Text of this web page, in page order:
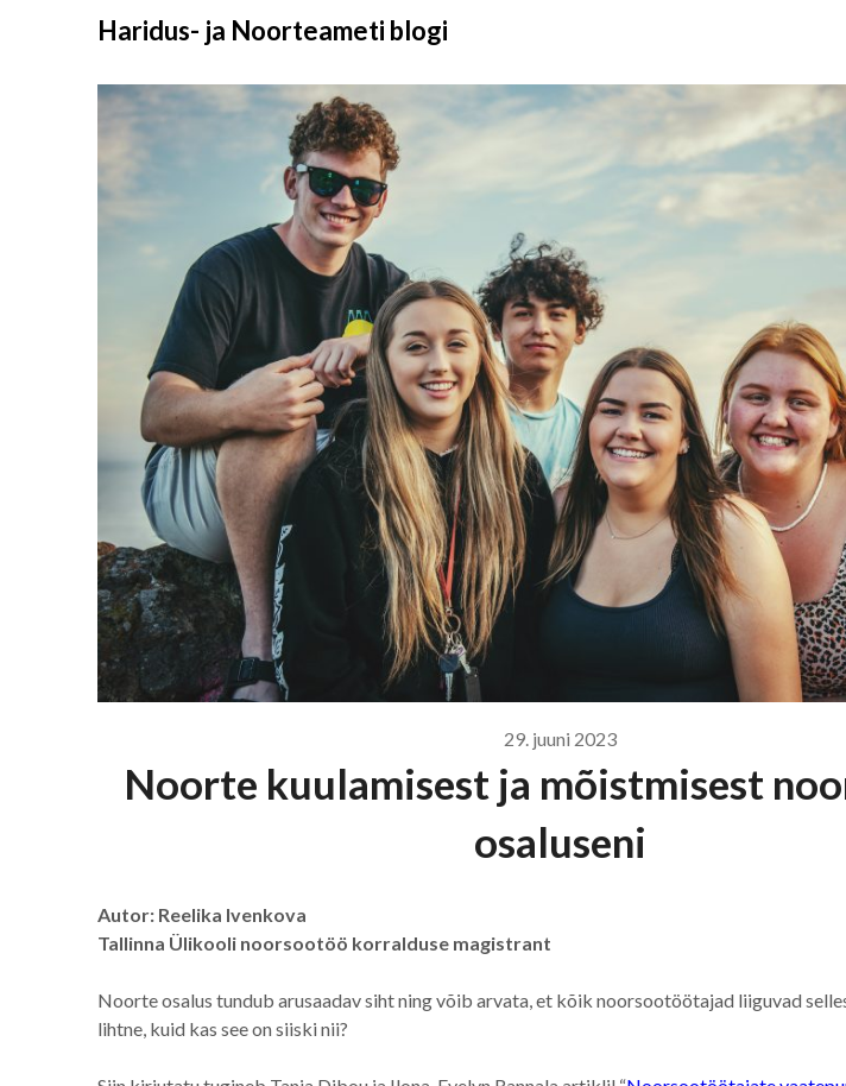
Haridus- ja Noorteameti blogi
29. juuni 2023
Noorte kuulamisest ja mõistmisest
osaluseni
Autor: Reelika Ivenkova
Tallinna Ülikooli noorsootöö korralduse magistrant
Noorte osalus tundub arusaadav siht ning võib arvata, et kõik noorsootöötajad liiguvad
lihtne, kuid kas see on siiski nii?